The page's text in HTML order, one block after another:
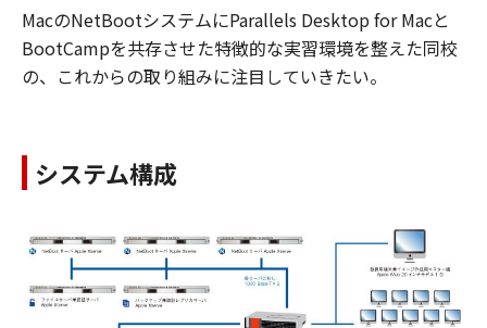
MacのNetBootシステムにParallels Desktop for Macと
BootCampを共存させた特徴的な実習環境を整えた同校
の、これからの取り組みに注目していきたい。
システム構成